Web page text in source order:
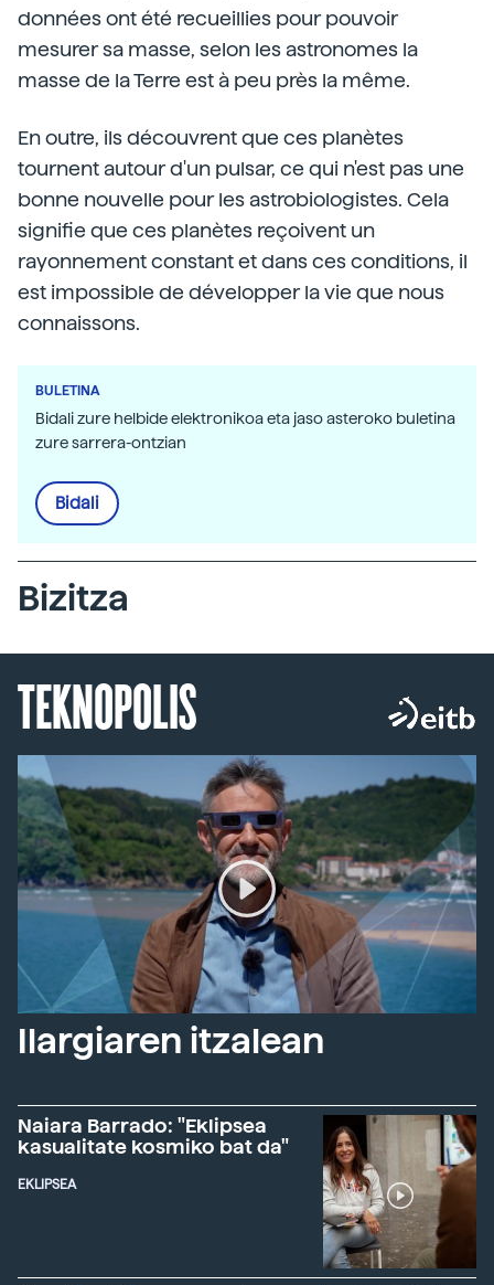
données ont été recueillies pour pouvoir
mesurer sa masse, selon les astronomes la
masse de la Terre est à peu près la même.
En outre, ils découvrent que ces planètes
tournent autour d'un pulsar, ce qui n'est pas une
bonne nouvelle pour les astrobiologistes. Cela
signifie que ces planètes reçoivent un
rayonnement constant et dans ces conditions, il
est impossible de développer la vie que nous
connaissons.
BULETINA
Bidali zure helbide elektronikoa eta jaso asteroko buletina
zure sarrera-ontzian
Bidali
Bizitza
TEKNOPOLIS
Ilargiaren itzalean
Naiara Barrado: "Eklipsea
kasualitate kosmiko bat da"
EKLIPSEA